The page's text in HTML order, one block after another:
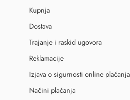
Kupnja
Dostava
Trajanje i raskid ugovora
Reklamacije
Izjava o sigurnosti online plaćanja
Načini plaćanja